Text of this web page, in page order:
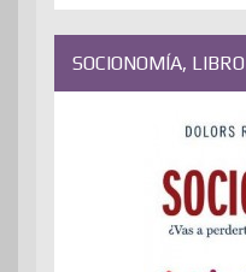
SOCIONOMÍA, LIBRO